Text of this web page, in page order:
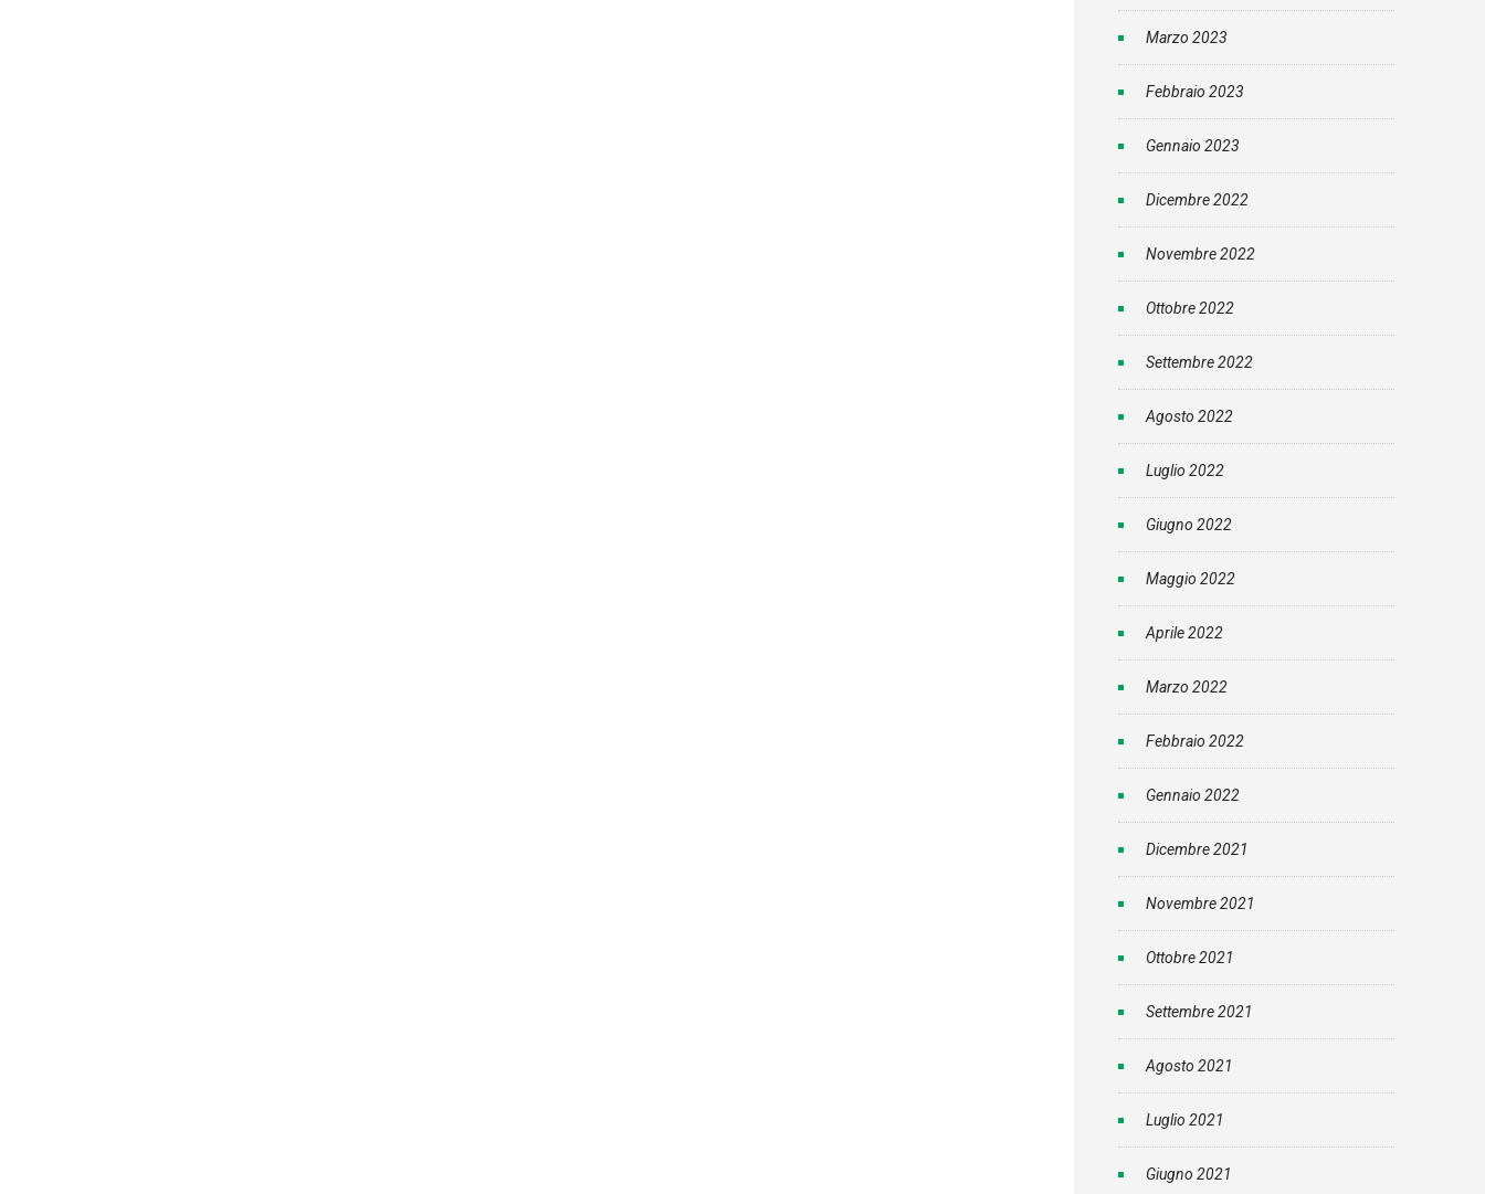
Marzo 2023
Febbraio 2023
Gennaio 2023
Dicembre 2022
Novembre 2022
Ottobre 2022
Settembre 2022
Agosto 2022
Luglio 2022
Giugno 2022
Maggio 2022
Aprile 2022
Marzo 2022
Febbraio 2022
Gennaio 2022
Dicembre 2021
Novembre 2021
Ottobre 2021
Settembre 2021
Agosto 2021
Luglio 2021
Giugno 2021